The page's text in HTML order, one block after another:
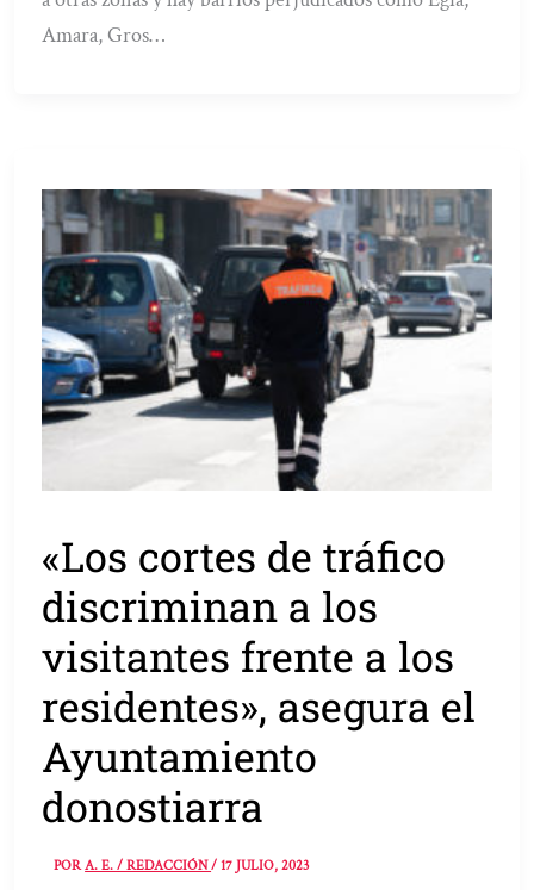
Amara, Gros…
«Los cortes de tráfico
discriminan a los
visitantes frente a los
residentes», asegura el
Ayuntamiento
donostiarra
PORA. E. / REDACCIÓN/17 JULIO, 2023